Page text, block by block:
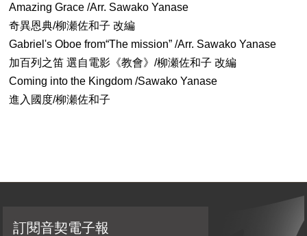
Amazing Grace /Arr. Sawako Yanase
奇異恩典/柳瀬佐和子 改編
Gabriel's Oboe from“The mission” /Arr. Sawako Yanase
加百列之笛 選自電影《教會》/柳瀬佐和子 改編
Coming into the Kingdom /Sawako Yanase
進入國度/柳瀬佐和子
訂閱音契電子報